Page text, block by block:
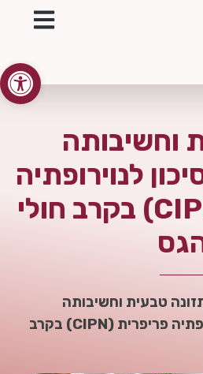
וחשיבותה
לנוירופתיה
פריפרית (CIPN) בקרב חולי
טבעית וחשיבותה
בהפחתת הסיכון לנוירופתיה פריפרית (CIPN) בקרב
פתח